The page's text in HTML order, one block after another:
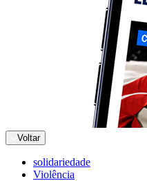
Voltar
solidariedade
Violência